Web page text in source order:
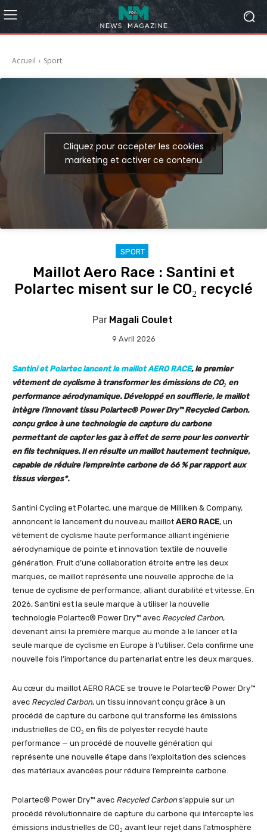
Accueil Sport
Cliquez pour accepter les cookies
marketing et activer ce contenu
SPORT
Maillot Aero Race : Santini et
Polartec misent sur le CO₂ recyclé
Par Magali Coulet
9 Avril 2026
Santini et Polartec lancent le maillot AERO RACE, le premier
vêtement de cyclisme à transformer les émissions de CO₂ en
performance aérodynamique. Développé en soufflerie, le maillot
intègre l’innovant tissu Polartec® Power Dry™ Recycled Carbon,
conçu grâce à une technologie de capture du carbone
permettant de capter les gaz à effet de serre pour les convertir
en fils techniques. Il en résulte un maillot hautement technique,
capable de réduire l’empreinte carbone de 66 % par rapport aux
tissus vierges*.
Santini Cycling et Polartec, une marque de Milliken & Company,
annoncent le lancement du nouveau maillot AERO RACE, un
vêtement de cyclisme haute performance alliant ingénierie
aérodynamique de pointe et innovation textile de nouvelle
génération. Fruit d’une collaboration étroite entre les deux
marques, ce maillot représente une nouvelle approche de la
tenue de cyclisme de performance, alliant durabilité et vitesse. En
2026, Santini est la seule marque à utiliser la nouvelle
technologie Polartec® Power Dry™ avec Recycled Carbon,
devenant ainsi la première marque au monde à le lancer et la
seule marque de cyclisme en Europe à l’utiliser. Cela confirme une
nouvelle fois l’importance du partenariat entre les deux marques.
Au cœur du maillot AERO RACE se trouve le Polartec® Power Dry™
avec Recycled Carbon, un tissu innovant conçu grâce à un
procédé de capture du carbone qui transforme les émissions
industrielles de CO₂ en fils de polyester recyclé haute
performance — un procédé de nouvelle génération qui
représente une nouvelle étape dans l’exploitation des sciences
des matériaux avancées pour réduire l’empreinte carbone.
Polartec® Power Dry™ avec Recycled Carbon s’appuie sur un
procédé révolutionnaire de capture du carbone qui intercepte les
émissions industrielles de CO₂ avant leur rejet dans l’atmosphère